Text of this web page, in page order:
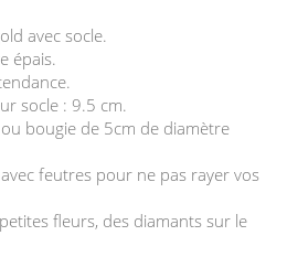
avec socle.
épais.
socle : 9.5 cm.
bougie de 5cm de diamètre
feutres pour ne pas rayer vos
fleurs, des diamants sur le